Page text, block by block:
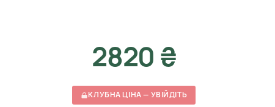
2820 ₴
КЛУБНА ЦІНА — УВІЙДІТЬ